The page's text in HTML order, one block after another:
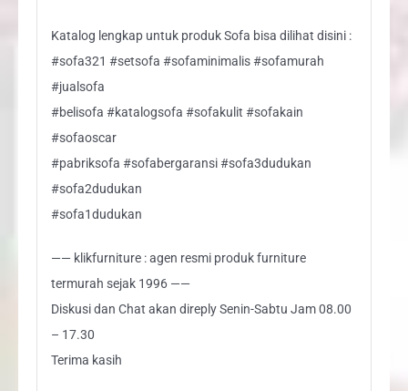
Katalog lengkap untuk produk Sofa bisa dilihat disini :
#sofa321 #setsofa #sofaminimalis #sofamurah
#jualsofa
#belisofa #katalogsofa #sofakulit #sofakain
#sofaoscar
#pabriksofa #sofabergaransi #sofa3dudukan
#sofa2dudukan
#sofa1dudukan
—— klikfurniture : agen resmi produk furniture
termurah sejak 1996 ——
Diskusi dan Chat akan direply Senin-Sabtu Jam 08.00
– 17.30
Terima kasih